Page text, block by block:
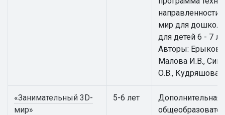
направленности
мир для
для детей 6 - 7
Авторы: Ерыкова
Малова И.В.,
О.В., Кудряшова
«Занимательный 3D-
мир»
5-6 лет
Дополнительная